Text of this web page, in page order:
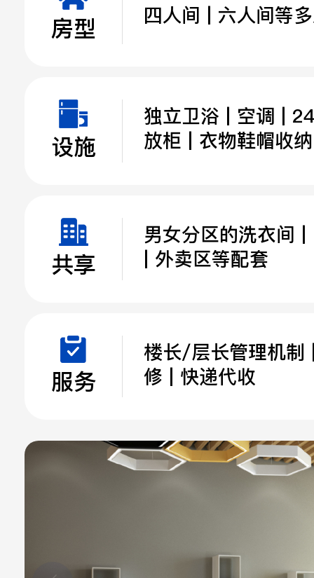
房型 四人间 | 六人间等
设施
独立卫浴 | 空调 |
放柜 | 衣物鞋帽收
共享
男女分区的洗衣间
| 外卖区等配套
服务
楼长/层长管理机制
修 | 快递代收